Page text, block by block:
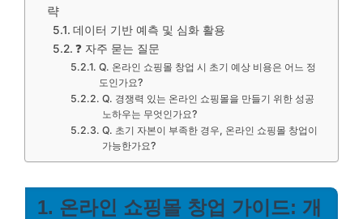
략
데이터 기반 예측 및 심화 활용
❓ 자주 묻는 질문
Q. 온라인 쇼핑몰 창업 시 초기 예상 비용은 어느 정
도인가요?
Q. 경쟁력 있는 온라인 쇼핑몰을 만들기 위한 성공
노하우는 무엇인가요?
Q. 초기 자본이 부족한 경우, 온라인 쇼핑몰 창업이
가능한가요?
1. 온라인 쇼핑몰 창업 가이드: 개